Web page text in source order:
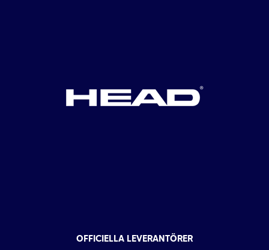
OFFICIELLA LEVERANTÖRER